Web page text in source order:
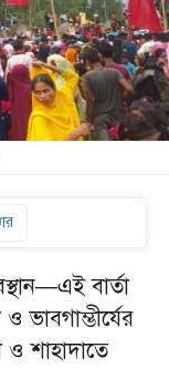
বার্তা
ভাবগাম্ভীর্যের
শাহাদাতে